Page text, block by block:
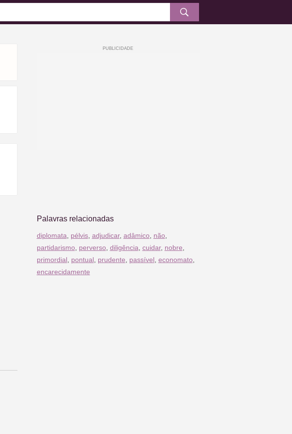
Palavras relacionadas
diplomata pélvis, adjudicar, adâmico, não,
partidarismo, perverso, diligência cuidar, nobre
primordial, pontual, prudente passível, economato,
encarecidamente